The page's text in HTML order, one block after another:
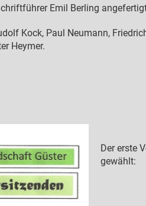
Emil Berling
Kock, Paul Neumann,
Heymer.
Der erste
gewählt: